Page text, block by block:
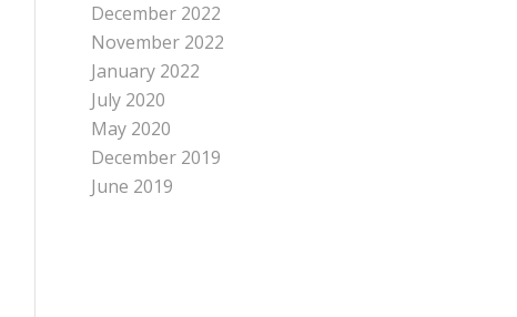
December 2022
November 2022
January 2022
July 2020
May 2020
December 2019
June 2019